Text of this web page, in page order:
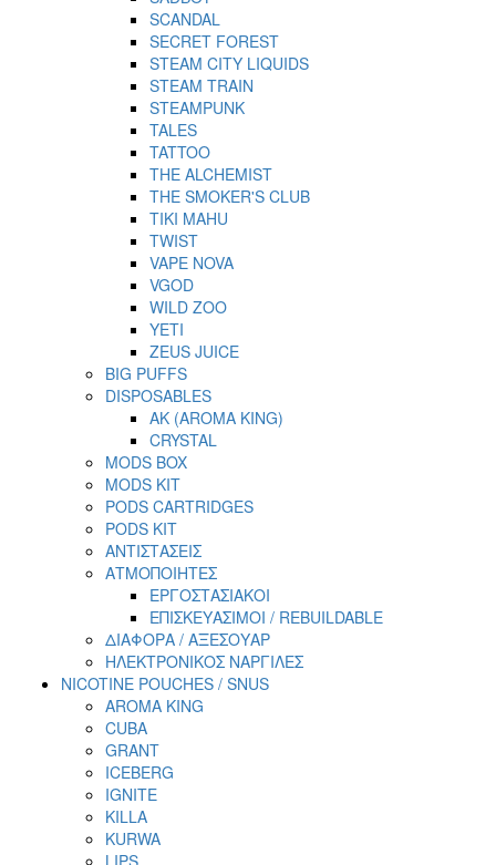
SCANDAL
SECRET FOREST
STEAM CITY LIQUIDS
STEAM TRAIN
STEAMPUNK
TALES
TATTOO
THE ALCHEMIST
THE SMOKER'S CLUB
TIKI MAHU
TWIST
VAPE NOVA
VGOD
WILD ZOO
YETI
ZEUS JUICE
BIG PUFFS
DISPOSABLES
AK (AROMA KING)
CRYSTAL
MODS BOX
MODS KIT
PODS CARTRIDGES
PODS KIT
ΑΝΤΙΣΤΑΣΕΙΣ
ΑΤΜΟΠΟΙΗΤΕΣ
ΕΡΓΟΣΤΑΣΙΑΚΟΙ
ΕΠΙΣΚΕΥΑΣΙΜΟΙ / REBUILDABLE
ΔΙΑΦΟΡΑ / ΑΞΕΣΟΥΑΡ
ΗΛΕΚΤΡΟΝΙΚΟΣ ΝΑΡΓΙΛΕΣ
NICOTINE POUCHES / SNUS
AROMA KING
CUBA
GRANT
ICEBERG
IGNITE
KILLA
KURWA
LIPS